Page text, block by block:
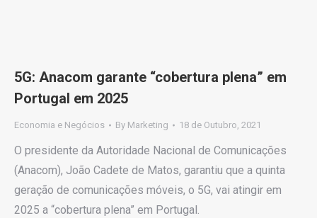
5G: Anacom garante “cobertura plena” em
Portugal em 2025
Economia e Negócios By Marketing 18 de Outubro, 2021
O presidente da Autoridade Nacional de Comunicações
(Anacom), João Cadete de Matos, garantiu que a quinta
geração de comunicações móveis, o 5G, vai atingir em
2025 a “cobertura plena” em Portugal.